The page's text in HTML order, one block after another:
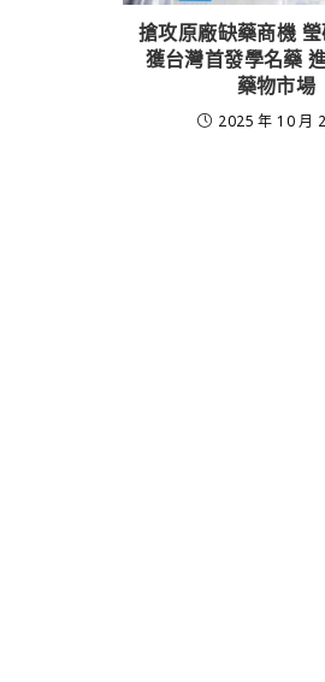
搶攻原廠缺藥商機
獲台灣首發學名藥
藥物市場
2025 年 10 月